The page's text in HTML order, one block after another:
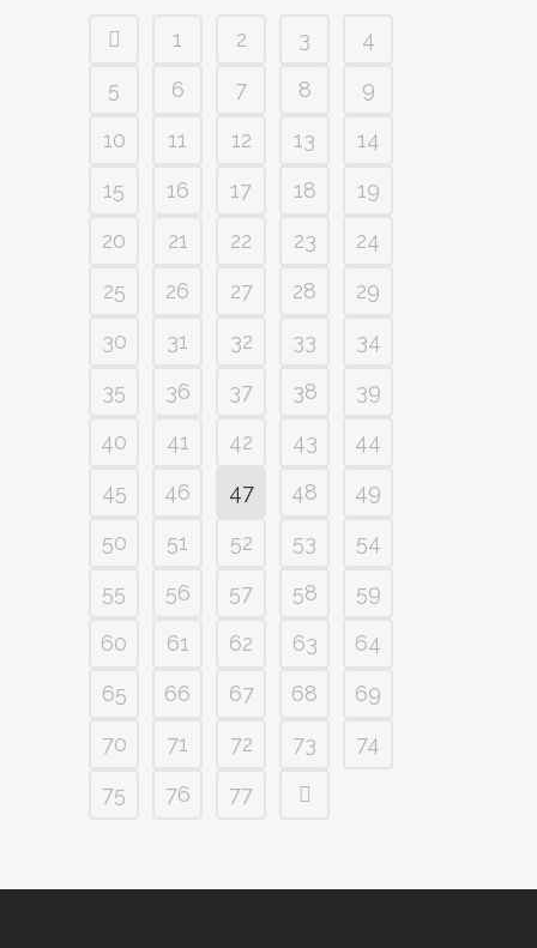
1 2 3
4
5
6 7 8
9
10
11 12 13
14
15
16 17 18
19
20
21 22 23
24
25
26 27 28
29
30
31 32 33
34
35
36 37 38
39
40
41 42 43
44
45
46 47 48
49
50
51 52 53
54
55
56 57 58
59
60
61 62 63
64
65
66 67 68
69
70
71 72 73
74
75
76 77